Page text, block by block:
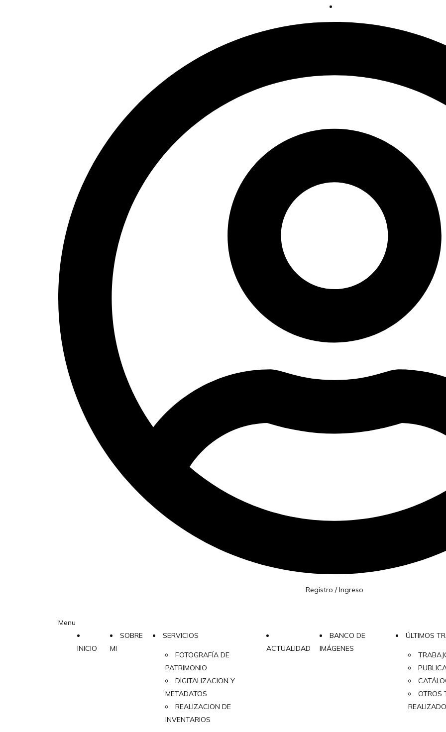
Registro / Ingreso
Menu
INICIO
SOBRE
MI
SERVICIOS
FOTOGRAFÍA DE
PATRIMONIO
DIGITALIZACION Y
METADATOS
REALIZACION DE
INVENTARIOS
ACTUALIDAD
BANCO DE
IMÁGENES
ÚLTIMOS
OTROS